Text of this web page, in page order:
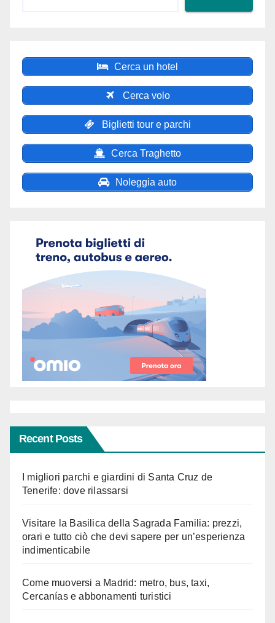
Cerca un hotel
Cerca volo
Biglietti tour e parchi
Cerca Traghetto
Noleggia auto
Recent Posts
I migliori parchi e giardini di Santa Cruz de
Tenerife: dove rilassarsi
Visitare la Basilica della Sagrada Familia: prezzi,
orari e tutto ciò che devi sapere per un’esperienza
indimenticabile
Come muoversi a Madrid: metro, bus, taxi,
Cercanías e abbonamenti turistici